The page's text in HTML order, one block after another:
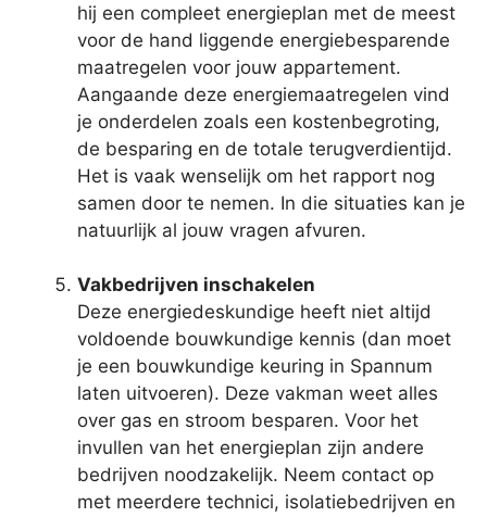
hij een compleet energieplan met de meest
voor de hand liggende energiebesparende
maatregelen voor jouw appartement.
Aangaande deze energiemaatregelen vind
je onderdelen zoals een kostenbegroting,
de besparing en de totale terugverdientijd.
Het is vaak wenselijk om het rapport nog
samen door te nemen. In die situaties kan je
natuurlijk al jouw vragen afvuren.
Vakbedrijven inschakelen
Deze energiedeskundige heeft niet altijd
voldoende bouwkundige kennis (dan moet
je een bouwkundige keuring in Spannum
laten uitvoeren). Deze vakman weet alles
over gas en stroom besparen. Voor het
invullen van het energieplan zijn andere
bedrijven noodzakelijk. Neem contact op
met meerdere technici, isolatiebedrijven en